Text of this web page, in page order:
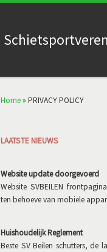
Home » PRIVACY POLICY
LAATSTE NIEUWS
Website update doorgevoerd
Website SVBEILEN
ten behoeve van mobiele
Huishoudelijk Reglement
Beste SV Beilen schutters, de